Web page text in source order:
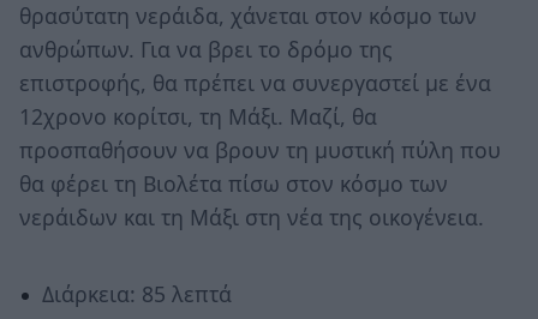
θρασύτατη νεράιδα, χάνεται στον κόσμο των
ανθρώπων. Για να βρει το δρόμο της
επιστροφής, θα πρέπει να συνεργαστεί με ένα
12χρονο κορίτσι, τη Μάξι. Μαζί, θα
προσπαθήσουν να βρουν τη μυστική πύλη που
θα φέρει τη Βιολέτα πίσω στον κόσμο των
νεράιδων και τη Μάξι στη νέα της οικογένεια.
Διάρκεια: 85 λεπτά